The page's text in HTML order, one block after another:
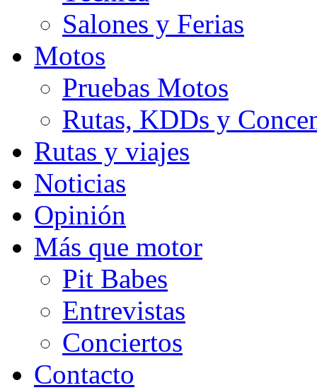
Salones y Ferias
Motos
Pruebas Motos
Rutas, KDDs y
Rutas y viajes
Noticias
Opinión
Más que motor
Pit Babes
Entrevistas
Conciertos
Contacto